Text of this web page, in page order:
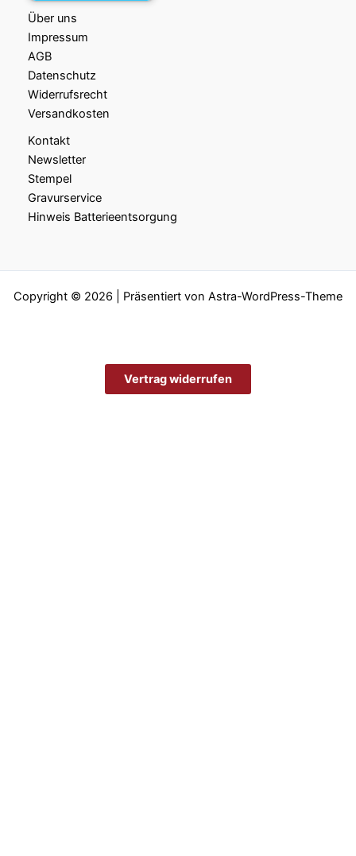
Über uns
Impressum
AGB
Datenschutz
Widerrufsrecht
Versandkosten
Kontakt
Newsletter
Stempel
Gravurservice
Hinweis Batterieentsorgung
Copyright © 2026 | Präsentiert von Astra-WordPress-Theme
Vertrag widerrufen